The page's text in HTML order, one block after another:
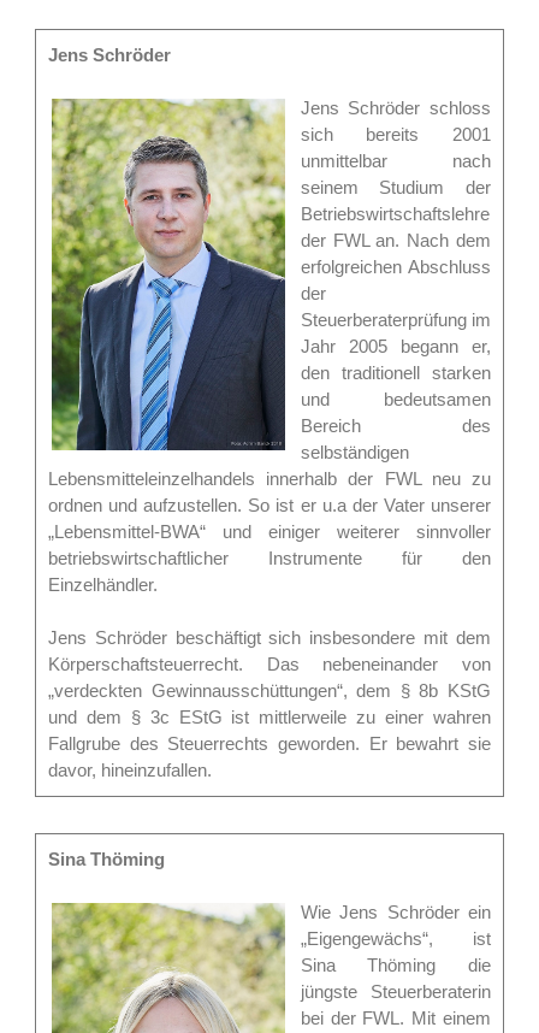
Jens Schröder
Jens Schröder schloss
sich bereits 2001
unmittelbar nach
seinem Studium der
Betriebswirtschaftslehre
der FWL an. Nach dem
erfolgreichen Abschluss
der
Steuerberaterprüfung im
Jahr 2005 begann er,
den traditionell starken
und bedeutsamen
Bereich des
selbständigen
Lebensmitteleinzelhandels innerhalb der FWL neu zu
ordnen und aufzustellen. So ist er u.a der Vater unserer
„Lebensmittel-BWA“ und einiger weiterer sinnvoller
betriebswirtschaftlicher Instrumente für den
Einzelhändler.
Jens Schröder beschäftigt sich insbesondere mit dem
Körperschaftsteuerrecht. Das nebeneinander von
„verdeckten Gewinnausschüttungen“, dem § 8b KStG
und dem § 3c EStG ist mittlerweile zu einer wahren
Fallgrube des Steuerrechts geworden. Er bewahrt sie
davor, hineinzufallen.
Sina Thöming
Wie Jens Schröder ein
„Eigengewächs“, ist
Sina Thöming die
jüngste Steuerberaterin
bei der FWL. Mit einem